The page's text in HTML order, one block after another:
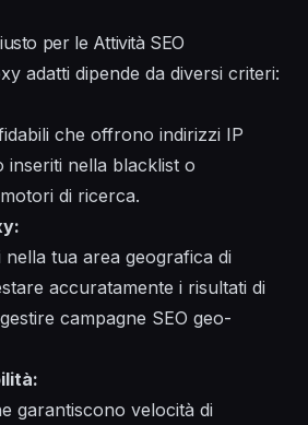
per le Attività SEO
adatti dipende da diversi criteri:
che offrono indirizzi IP
inseriti nella blacklist o
di ricerca.
tua area geografica di
accuratamente i risultati di
campagne SEO geo-
garantiscono velocità di